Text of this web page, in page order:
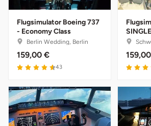
Flugsimulator Boeing 737
- Economy Class
Berlin Wedding, Berlin
159,00 €
43
Dessau
Dietzenbach
Dingolfing
Dortmund